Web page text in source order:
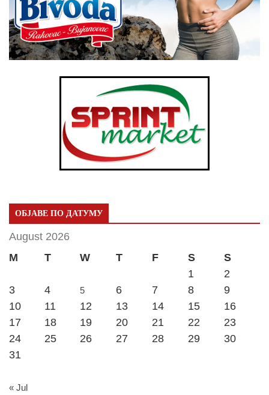
ОБЈАВЕ ПО ДАТУМУ
August 2026
M
T W T F S
S
1
2
3
4 5 6 7 8
9
10
11 12 13 14 15
16
17
18 19 20 21 22
23
24
25 26 27 28 29
30
31
« Jul